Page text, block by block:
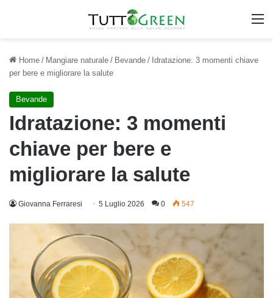
Home / Mangiare naturale / Bevande / Idratazione: 3 momenti chiave
per bere e migliorare la salute
Bevande
Idratazione: 3 momenti
chiave per bere e
migliorare la salute
Giovanna Ferraresi 5 Luglio 2026 0 547